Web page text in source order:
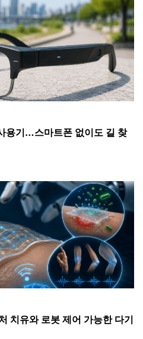
용기…스마트폰 없이도 길 찾
치유와 로봇 제어 가능한 다기